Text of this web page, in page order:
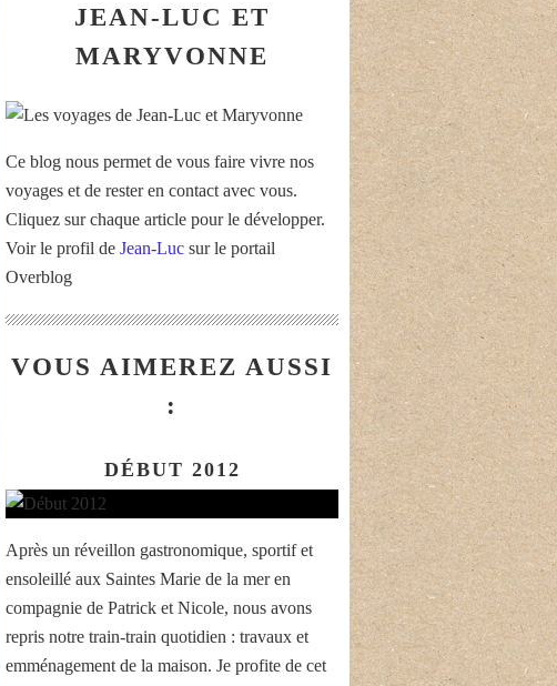
JEAN-LUC ET
MARYVONNE
Ce blog nous permet de vous faire vivre nos
voyages et de rester en contact avec vous.
Cliquez sur chaque article pour le développer.
Voir le profil de Jean-Luc sur le portail
Overblog
VOUS AIMEREZ AUSSI
:
DÉBUT 2012
Après un réveillon gastronomique, sportif et
ensoleillé aux Saintes Marie de la mer en
compagnie de Patrick et Nicole, nous avons
repris notre train-train quotidien : travaux et
emménagement de la maison. Je profite de cet